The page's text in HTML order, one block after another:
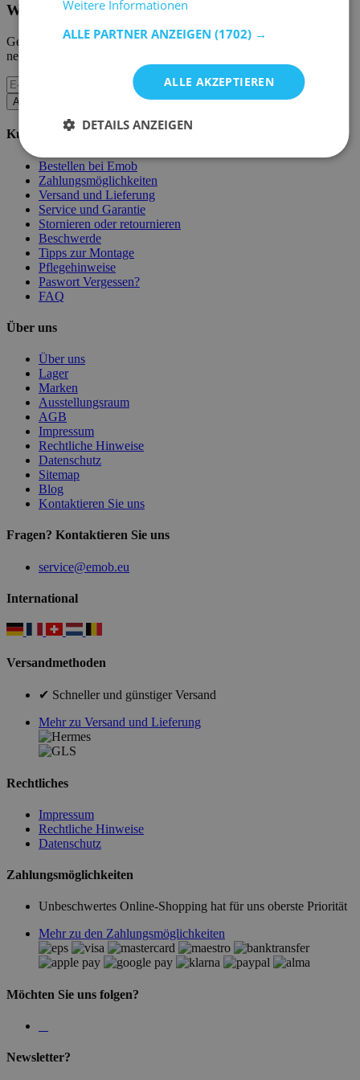
Werbeaktionen.
Geben Sie uns Ihre E-Mail und Sie werden monatlich über die
neuesten Ereignisse informiert.
Abonnieren
Kundenservice
Bestellen bei Emob
Zahlungsmöglichkeiten
Versand und Lieferung
Service und Garantie
Stornieren oder retournieren
Beschwerde
Tipps zur Montage
Pflegehinweise
Paswort Vergessen?
FAQ
Über uns
Über uns
Lager
Marken
Ausstellungsraum
AGB
Impressum
Rechtliche Hinweise
Datenschutz
Sitemap
Blog
Kontaktieren Sie uns
Fragen? Kontaktieren Sie uns
service@emob.eu
International
Versandmethoden
✔ Schneller und günstiger Versand
Mehr zu Versand und Lieferung
Rechtliches
Impressum
Rechtliche Hinweise
Datenschutz
Zahlungsmöglichkeiten
Unbeschwertes Online-Shopping hat für uns oberste Priorität
Mehr zu den Zahlungsmöglichkeiten
Möchten Sie uns folgen?
Newsletter?
Weitere Informationen
ALLE PARTNER ANZEIGEN (1702) →
ALLE AKZEPTIEREN
DETAILS ANZEIGEN